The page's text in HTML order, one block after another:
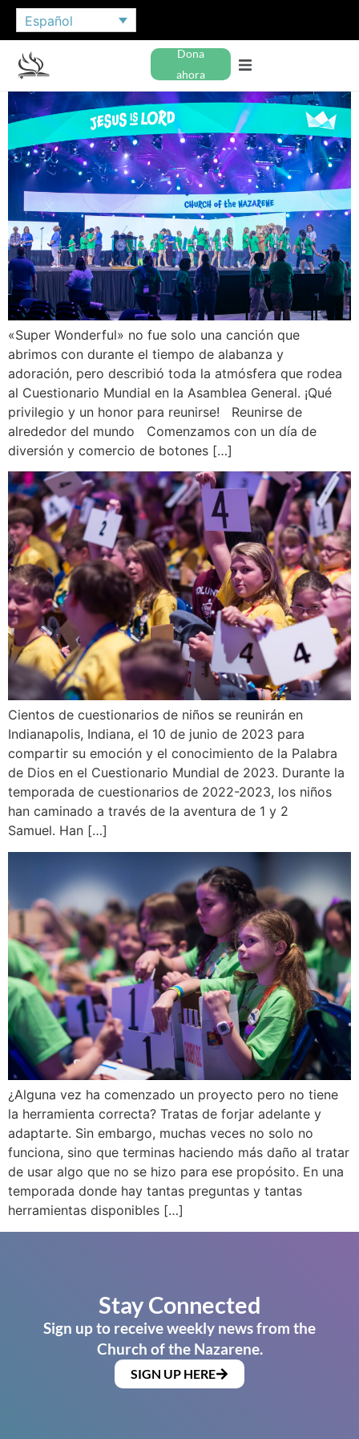
Español
Dona
ahora
«Super Wonderful» no fue solo una canción que
abrimos con durante el tiempo de alabanza y
adoración, pero describió toda la atmósfera que rodea
al Cuestionario Mundial en la Asamblea General. ¡Qué
privilegio y un honor para reunirse! Reunirse de
alrededor del mundo Comenzamos con un día de
diversión y comercio de botones […]
Cientos de cuestionarios de niños se reunirán en
Indianapolis, Indiana, el 10 de junio de 2023 para
compartir su emoción y el conocimiento de la Palabra
de Dios en el Cuestionario Mundial de 2023. Durante la
temporada de cuestionarios de 2022-2023, los niños
han caminado a través de la aventura de 1 y 2
Samuel. Han […]
¿Alguna vez ha comenzado un proyecto pero no tiene
la herramienta correcta? Tratas de forjar adelante y
adaptarte. Sin embargo, muchas veces no solo no
funciona, sino que terminas haciendo más daño al tratar
de usar algo que no se hizo para ese propósito. En una
temporada donde hay tantas preguntas y tantas
herramientas disponibles […]
Stay Connected
Sign up to receive weekly news from the
Church of the Nazarene.
SIGN UP HERE